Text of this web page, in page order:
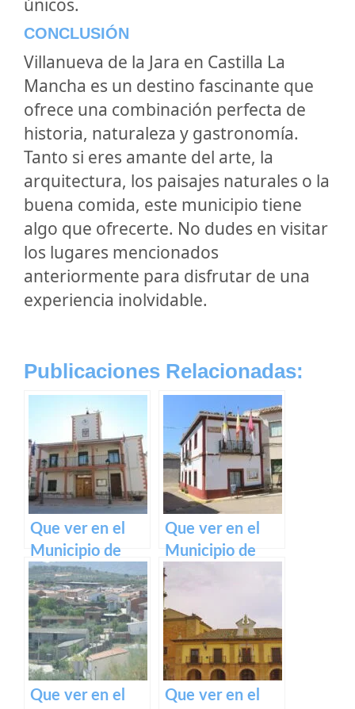
únicos.
CONCLUSIÓN
Villanueva de la Jara en Castilla La
Mancha es un destino fascinante que
ofrece una combinación perfecta de
historia, naturaleza y gastronomía.
Tanto si eres amante del arte, la
arquitectura, los paisajes naturales o la
buena comida, este municipio tiene
algo que ofrecerte. No dudes en visitar
los lugares mencionados
anteriormente para disfrutar de una
experiencia inolvidable.
Publicaciones Relacionadas:
Que ver en el
Municipio de
Mohedas de la
Jara en Castilla
La Mancha
Que ver en el
Municipio de
Retamoso de la
Jara en Castilla
La Mancha
Que ver en el
Que ver en el